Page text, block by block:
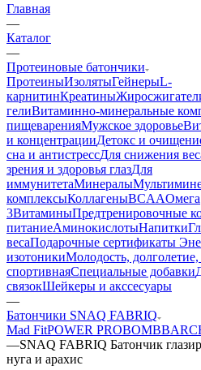
Главная
—
Каталог
—
Протеиновые батончики
ПротеиныИзолятыГейнерыL-
карнитинКреатины
гелиВитаминно-минеральные
пищеваренияМужское здоровье
и концентрацииДетокс и
сна и антистрессДля снижения
зрения и здоровья глазДля
иммунитетаМинералы
комплексыКоллагеныBCAAОмега
3ВитаминыПредтренировочные
питаниеАминокислотыНапитки
весаПодарочные сертификаты
изотоникиМолодость,
спортивнаяСпециальные добавки
связокШейкеры и акссесуары
—
Батончики SNAQ FABRIQ
Mad FitPOWER PROBOMBBAR
—SNAQ FABRIQ Батончик
нуга и арахис